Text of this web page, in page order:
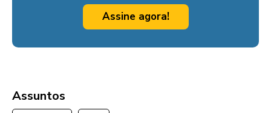
Assine agora!
Assuntos